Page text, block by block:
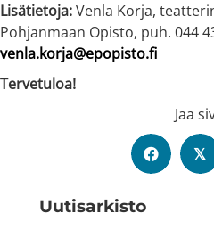
Uutis­arkisto
Lisätietoja:Venla Korja,
Pohjanmaan Opisto, puh. 044
venla.korja@epopisto.fi
Tervetuloa!
Jaa
𝕏